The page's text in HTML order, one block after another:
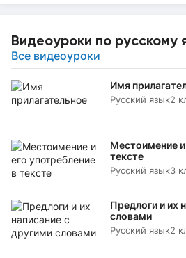
Видеоуроки по русскому
Все видеоуроки
Имя
Русский язык2
Местоимение и
тексте
Русский язык3
Предлоги и их
словами
Русский язык2